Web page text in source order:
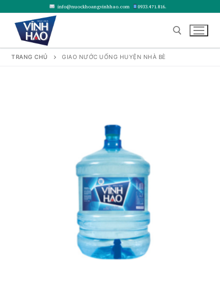
info@nuockhoangvinhhao.com 0933.471.816.
TRANG CHỦ GIAO NƯỚC UỐNG HUYỆN NHÀ BÈ